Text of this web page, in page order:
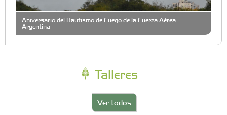
Aniversario del Bautismo de Fuego de la Fuerza Aérea
Argentina
Talleres
Ver todos